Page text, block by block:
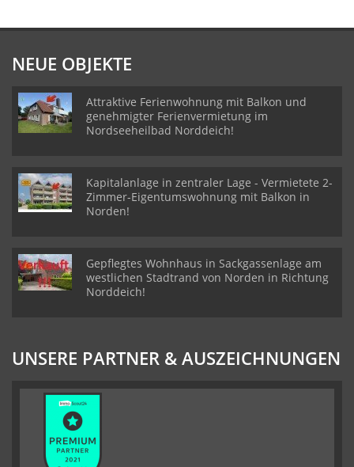
NEUE OBJEKTE
Attraktive Ferienwohnung mit Balkon und
genehmigter Ferienvermietung im
Nordseeheilbad Norddeich!
Kapitalanlage in zentraler Lage - Vermietete 2-
Zimmer-Eigentumswohnung mit Balkon in
Norden!
Gepflegtes Wohnhaus in Sackgassenlage am
westlichen Stadtrand von Norden in Richtung
Norddeich!
UNSERE PARTNER & AUSZEICHNUNGEN